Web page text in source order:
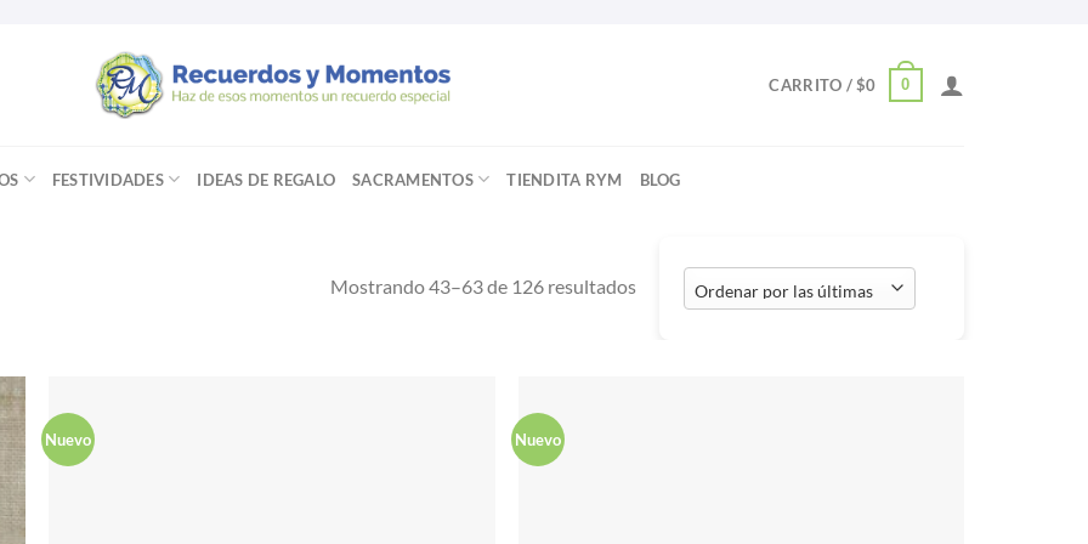
CARRITO /$0 0
FESTIVIDADES IDEAS DE REGALO SACRAMENTOS TIENDITA RYM BLOG
Mostrando 43–63 de 126 resultados Ordenado
Nuevo Nuevo